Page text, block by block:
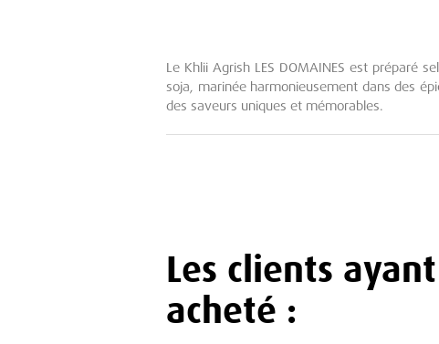
Le Khlii Agrish LES DOMAINES est préparé
soja, marinée harmonieusement dans des
des saveurs uniques et mémorables.
Les clients
acheté :